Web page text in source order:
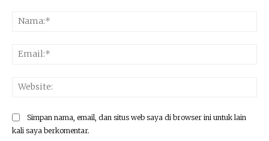
Simpan nama, email, dan situs web saya di browser ini untuk lain
kali saya berkomentar.